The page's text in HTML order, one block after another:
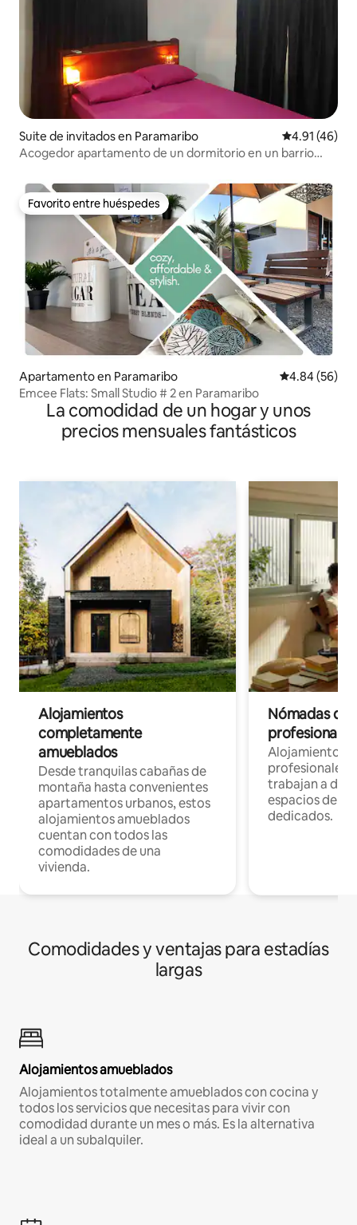
Suite de invitados en Paramaribo Calificación
4.91 (46)
Acogedor apartamento de un dormitorio en un barrio
Favorito entre huéspedes
Favorito entre huéspedes
Apartamento en Paramaribo Calificación
4.84 (56)
Emcee Flats: Small Studio # 2 en Paramaribo
La comodidad de un hogar y unos
precios mensuales fantásticos
Alojamientos
completamente
amueblados
Desde tranquilas cabañas de
montaña hasta convenientes
apartamentos urbanos, estos
alojamientos amueblados
cuentan con todos las
comodidades de una
vivienda.
Nómadas
Alojamientos
profesionales
trabajan a
espacios de
dedicados.
Comodidades y ventajas para estadías
largas
Alojamientos amueblados
Alojamientos totalmente amueblados con cocina y
todos los servicios que necesitas para vivir con
comodidad durante un mes o más. Es la alternativa
ideal a un subalquiler.